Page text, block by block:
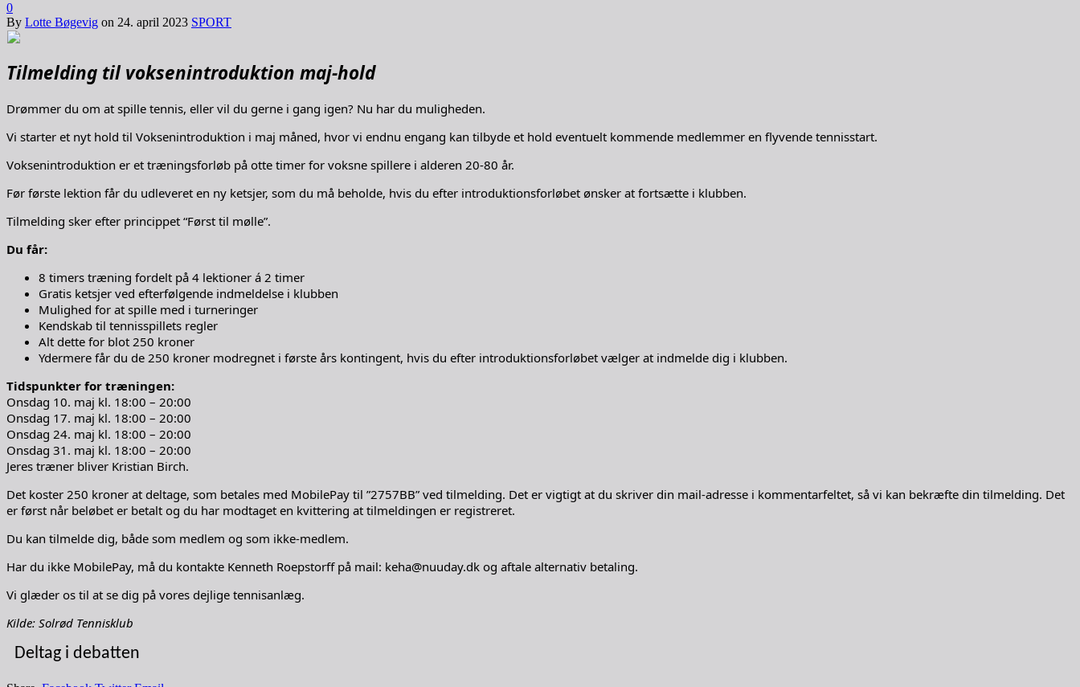
0
By Lotte Bøgevig on 24. april 2023 SPORT
Tilmelding til voksenintroduktion maj-hold
Drømmer du om at spille tennis, eller vil du gerne i gang igen? Nu har du muligheden.
Vi starter et nyt hold til Voksenintroduktion i maj måned, hvor vi endnu engang kan tilbyde et hold eventuelt kommende medlemmer en flyvende tennisstart.
Voksenintroduktion er et træningsforløb på otte timer for voksne spillere i alderen 20-80 år.
Før første lektion får du udleveret en ny ketsjer, som du må beholde, hvis du efter introduktionsforløbet ønsker at fortsætte i klubben.
Tilmelding sker efter princippet “Først til mølle”.
Du får:
8 timers træning fordelt på 4 lektioner á 2 timer
Gratis ketsjer ved efterfølgende indmeldelse i klubben
Mulighed for at spille med i turneringer
Kendskab til tennisspillets regler
Alt dette for blot 250 kroner
Ydermere får du de 250 kroner modregnet i første års kontingent, hvis du efter introduktionsforløbet vælger at indmelde dig i klubben.
Tidspunkter for træningen:
Onsdag 10. maj kl. 18:00 – 20:00
Onsdag 17. maj kl. 18:00 – 20:00
Onsdag 24. maj kl. 18:00 – 20:00
Onsdag 31. maj kl. 18:00 – 20:00
Jeres træner bliver Kristian Birch.
Det koster 250 kroner at deltage, som betales med MobilePay til ”2757BB” ved tilmelding. Det er vigtigt at du skriver din mail-adresse i kommentarfeltet, så vi kan bekræfte din tilmelding. Det
er først når beløbet er betalt og du har modtaget en kvittering at tilmeldingen er registreret.
Du kan tilmelde dig, både som medlem og som ikke-medlem.
Har du ikke MobilePay, må du kontakte Kenneth Roepstorff på mail: keha@nuuday.dk og aftale alternativ betaling.
Vi glæder os til at se dig på vores dejlige tennisanlæg.
Kilde: Solrød Tennisklub
Deltag i debatten